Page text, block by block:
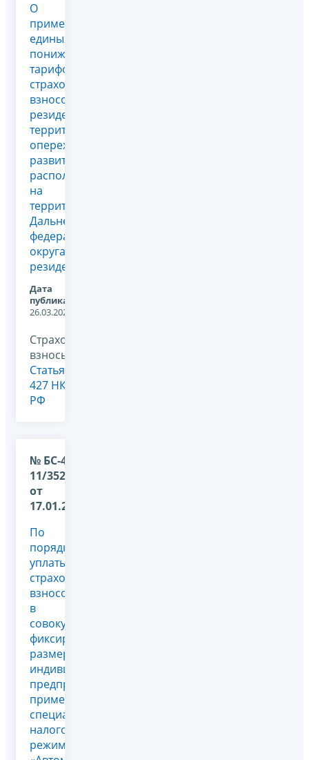
О
применении
единых
пониженных
тарифов
страховых
взносов
резидентами
территории
опережающего
развития,
расположенной
на
территории
Дальневосточного
федерального
округа, и
резидента...
Дата
публикации:
26.03.2024
Страховые
взносы,
Статья
427 НК
РФ
№ БС-4-
11/352@
от
17.01.2024
По
порядку
уплаты
страховых
взносов
в
совокупном
фиксированном
размере
индивидуальными
предпринимателями,
применяющими
специальный
налоговый
режим